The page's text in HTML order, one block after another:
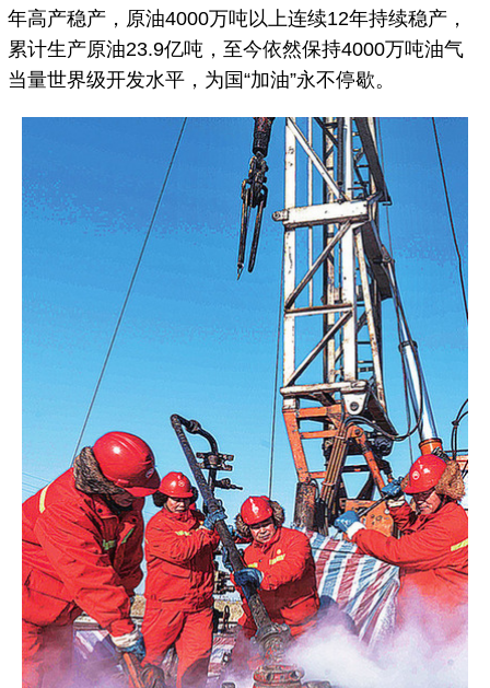
年高产稳产，原油4000万吨以上连续12年持续稳产，
累计生产原油23.9亿吨，至今依然保持4000万吨油气
当量世界级开发水平，为国“加油”永不停歇。